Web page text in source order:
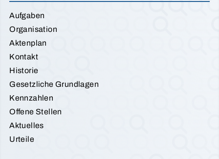
Aufgaben
Organisation
Aktenplan
Kontakt
Historie
Gesetzliche Grundlagen
Kennzahlen
Offene Stellen
Aktuelles
Urteile